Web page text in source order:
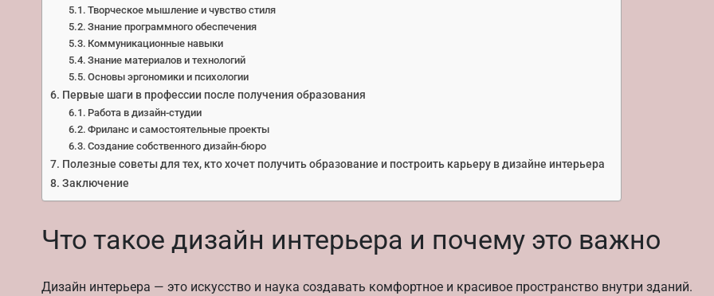
Творческое мышление и чувство стиля
Знание программного обеспечения
Коммуникационные навыки
Знание материалов и технологий
Основы эргономики и психологии
Первые шаги в профессии после получения образования
Работа в дизайн-студии
Фриланс и самостоятельные проекты
Создание собственного дизайн-бюро
Полезные советы для тех, кто хочет получить образование и построить карьеру в дизайне интерьера
Заключение
Что такое дизайн интерьера и почему это важно
Дизайн интерьера — это искусство и наука создавать комфортное и красивое пространство внутри зданий.